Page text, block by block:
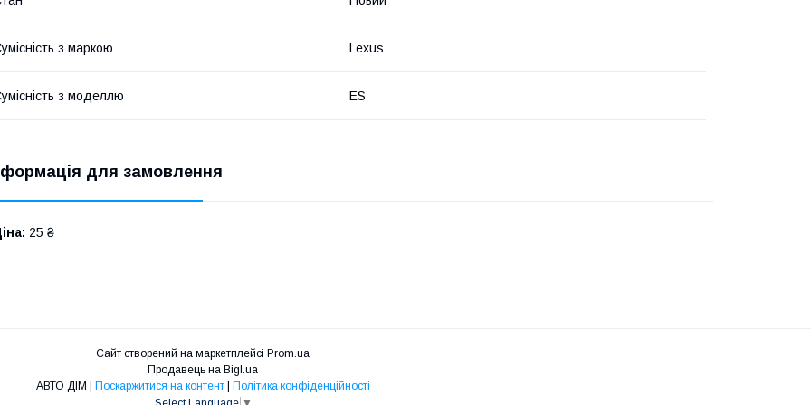
з маркою Lexus
з моделлю ES
для замовлення
25 ₴
Сайт створений на маркетплейсі Prom.ua
Продавець на Bigl.ua
АВТО ДІМ | Поскаржитися на контент | Політика конфіденційності